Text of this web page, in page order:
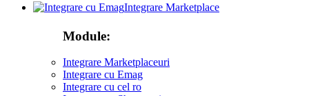
Integrare Marketplace
Module:
Integrare Marketplaceuri
Integrare cu Emag
Integrare cu cel ro